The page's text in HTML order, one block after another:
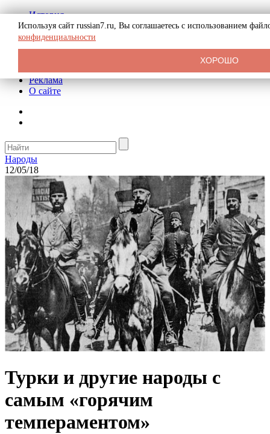
История
Биография
Криминал
СССР
Реклама
О сайте
Народы
12/05/18
Турки и другие народы с
самым «горячим
темпераментом»
Используя сайт russian7.ru, Вы соглашаетесь с использованием
конфиденциальности
ХОРОШО